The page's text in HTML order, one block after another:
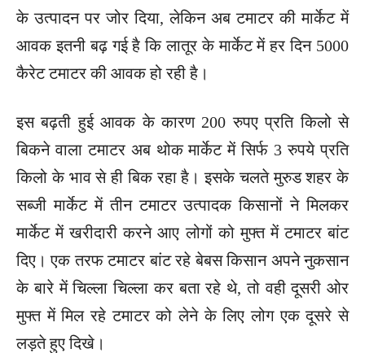
के उत्पादन पर जोर दिया, लेकिन अब टमाटर की मार्केट में
आवक इतनी बढ़ गई है कि लातूर के मार्केट में हर दिन 5000
कैरेट टमाटर की आवक हो रही है।
इस बढ़ती हुई आवक के कारण 200 रुपए प्रति किलो से
बिकने वाला टमाटर अब थोक मार्केट में सिर्फ 3 रुपये प्रति
किलो के भाव से ही बिक रहा है। इसके चलते मुरुड शहर के
सब्जी मार्केट में तीन टमाटर उत्पादक किसानों ने मिलकर
मार्केट में खरीदारी करने आए लोगों को मुफ्त में टमाटर बांट
दिए। एक तरफ टमाटर बांट रहे बेबस किसान अपने नुकसान
के बारे में चिल्ला चिल्ला कर बता रहे थे, तो वही दूसरी ओर
मुफ्त में मिल रहे टमाटर को लेने के लिए लोग एक दूसरे से
लड़ते हुए दिखे।